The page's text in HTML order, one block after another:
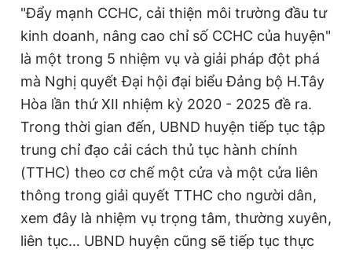
"Đẩy mạnh CCHC, cải thiện môi trường đầu tư
kinh doanh, nâng cao chỉ số CCHC của huyện"
là một trong 5 nhiệm vụ và giải pháp đột phá
mà Nghị quyết Đại hội đại biểu Đảng bộ H.Tây
Hòa lần thứ XII nhiệm kỳ 2020 - 2025 đề ra.
Trong thời gian đến, UBND huyện tiếp tục tập
trung chỉ đạo cải cách thủ tục hành chính
(TTHC) theo cơ chế một cửa và một cửa liên
thông trong giải quyết TTHC cho người dân,
xem đây là nhiệm vụ trọng tâm, thường xuyên,
liên tục… UBND huyện cũng sẽ tiếp tục thực